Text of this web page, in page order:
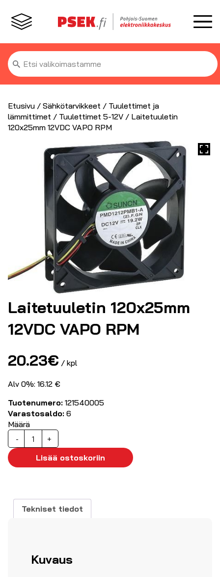
Etsi:
Etusivu / Sähkötarvikkeet / Tuulettimet ja
lämmittimet / Tuulettimet 5-12V / Laitetuuletin
120x25mm 12VDC VAPO RPM
Laitetuuletin 120x25mm
12VDC VAPO RPM
20.23€ / kpl
Alv 0%: 16.12 €
Tuotenumero: 121540005
Varastosaldo: 6
Määrä
-
Laitetuuletin
120x25mm
12VDC
VAPO
+
Lisää ostoskoriin
Tekniset tiedot
Kuvaus